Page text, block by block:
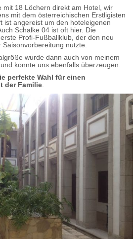
mit 18 Löchern direkt am Hotel, wir
mit dem österreichischen Erstligisten
ist angereist um den hoteleigenen
Schalke 04 ist oft hier. Die
Profi-Fußballklub, der den neu
nutzte.
wurde dann auch von meinem
konnte uns ebenfalls überzeugen.
perfekte Wahl für einen
der Familie.